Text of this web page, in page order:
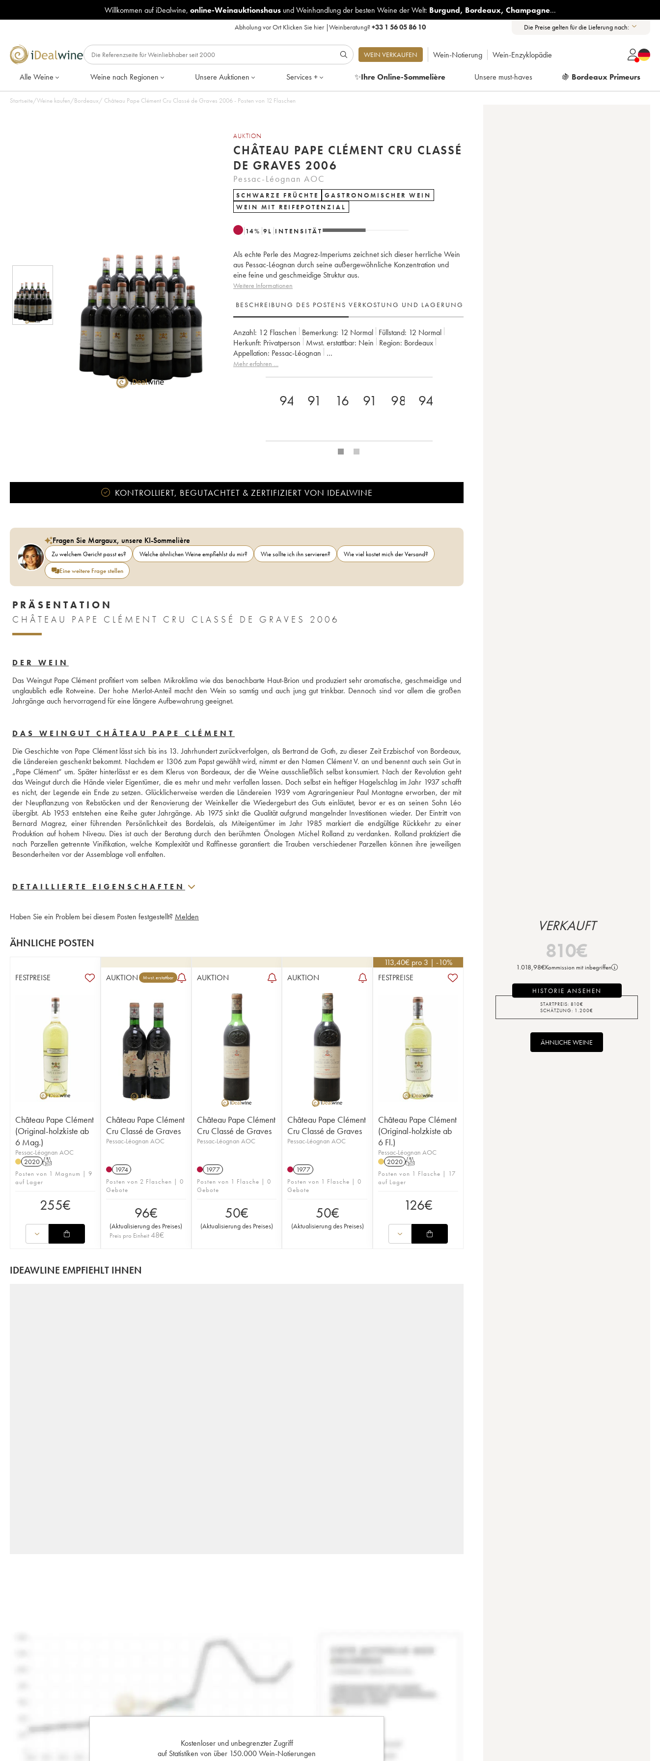
Willkommen auf iDealwine, online-Weinauktionshausund Weinhandlung der besten Weine der Welt: Burgund, Bordeaux, Champagne...
Abholung vor Ort Klicken Sie hier|Weinberatung?+33 1 56 05 86 10 Die Preise gelten für die Lieferung nach:
WEIN VERKAUFEN Wein-Notierung Wein-Enzyklopädie
Alle Weine Weine nach Regionen Unsere Auktionen Services + ✨Ihre Online-Sommelière Unsere must-haves 🍇 Bordeaux Primeurs
Startseite/Weine kaufen/Bordeaux/ Château Pape Clément Cru Classé de Graves 2006 - Posten von 12 Flaschen
AUKTION
CHÂTEAU PAPE CLÉMENT CRU CLASSÉ
DE GRAVES 2006
Pessac-Léognan AOC
SCHWARZE FRÜCHTE
GASTRONOMISCHER WEIN
WEIN MIT REIFEPOTENZIAL
14% 9 L INTENSITÄT
Als echte Perle des Magrez-Imperiums zeichnet sich dieser herrliche Wein
aus Pessac-Léognan durch seine außergewöhnliche Konzentration und
eine feine und geschmeidige Struktur aus.
Weitere Informationen
BESCHREIBUNG DES POSTENS VERKOSTUNG UND LAGERUNG
Anzahl: 12 Flaschen Bemerkung: 12 Normal Füllstand: 12 Normal
Herkunft:
privatperson Mwst. erstattbar: nein Region:
Bordeaux
Appellation: Pessac-Léognan
Klassifizierung:
Mehr erfahren …
94 91 16 91 98 94
KONTROLLIERT, BEGUTACHTET & ZERTIFIZIERT VON IDEALWINE
Fragen Sie Margaux, unsere KI-Sommelière
Zu welchem Gericht passt es? Welche ähnlichen Weine empfiehlst du mir? Wie sollte ich ihn servieren?
Wie viel kostet mich der Versand?
Eine weitere Frage stellen
PRÄSENTATION
CHÂTEAU PAPE CLÉMENT CRU CLASSÉ DE GRAVES 2006
DER WEIN
Das Weingut Pape Clément profitiert vom selben Mikroklima wie das benachbarte Haut-Brion und produziert sehr aromatische, geschmeidige und
unglaublich edle Rotweine. Der hohe Merlot-Anteil macht den Wein so samtig und auch jung gut trinkbar. Dennoch sind vor allem die großen
Jahrgänge auch hervorragend für eine längere Aufbewahrung geeignet.
DAS WEINGUT CHÂTEAU PAPE CLÉMENT
Die Geschichte von Pape Clément lässt sich bis ins 13. Jahrhundert zurückverfolgen, als Bertrand de Goth, zu dieser Zeit Erzbischof von Bordeaux,
die Ländereien geschenkt bekommt. Nachdem er 1306 zum Papst gewählt wird, nimmt er den Namen Clément V. an und benennt auch sein Gut in
„Pape Clément“ um. Später hinterlässt er es dem Klerus von Bordeaux, der die Weine ausschließlich selbst konsumiert. Nach der Revolution geht
das Weingut durch die Hände vieler Eigentümer, die es mehr und mehr verfallen lassen. Doch selbst ein heftiger Hagelschlag im Jahr 1937 schafft
es nicht, der Legende ein Ende zu setzen. Glücklicherweise werden die Ländereien 1939 vom Agraringenieur Paul Montagne erworben, der mit
der Neupflanzung von Rebstöcken und der Renovierung der Weinkeller die Wiedergeburt des Guts einläutet, bevor er es an seinen Sohn Léo
übergibt. Ab 1953 entstehen eine Reihe guter Jahrgänge. Ab 1975 sinkt die Qualität aufgrund mangelnder Investitionen wieder. Der Eintritt von
Bernard Magrez, einer führenden Persönlichkeit des Bordelais, als Miteigentümer im Jahr 1985 markiert die endgültige Rückkehr zu einer
Produktion auf hohem Niveau. Dies ist auch der Beratung durch den berühmten Önologen Michel Rolland zu verdanken. Rolland praktiziert die
nach Parzellen getrennte Vinifikation, welche Komplexität und Raffinesse garantiert: die Trauben verschiedener Parzellen können ihre jeweiligen
Besonderheiten vor der Assemblage voll entfalten.
DETAILLIERTE EIGENSCHAFTEN
Haben Sie ein Problem bei diesem Posten festgestellt? Melden
ÄHNLICHE POSTEN
FESTPREISE
Château Pape Clément
(Original-holzkiste ab
6 Mag.)
Pessac-Léognan AOC
2020 T
Posten von 1 Magnum | 9
auf Lager
255€
AUKTION Mwst. erstattbar
Château Pape Clément
Cru Classé de Graves
Pessac-Léognan AOC
1974
Posten von 2 Flaschen | 0
Gebote
96€
(Aktualisierung des Preises)
Preis pro Einheit48€
AUKTION
Château Pape Clément
Cru Classé de Graves
Pessac-Léognan AOC
1977
Posten von 1 Flasche | 0
Gebote
50€
(Aktualisierung des Preises)
AUKTION
Château Pape Clément
Cru Classé de Graves
Pessac-Léognan AOC
1977
Posten von 1 Flasche | 0
Gebote
50€
(Aktualisierung des Preises)
113,40€ pro 3 | -10%
FESTPREISE
Château Pape Clément
(Original-holzkiste ab
6 Fl.)
Pessac-Léognan AOC
2020 T
Posten von 1 Flasche | 17
auf Lager
126€
IDEAWLINE EMPFIEHLT IHNEN
Kostenloser und unbegrenzter Zugriff
auf Statistiken von über 150.000 Wein-Notierungen
VERKAUFT
810€
1.018,98€Kommission mit inbegriffen
HISTORIE ANSEHEN
STARTPREIS: 810€
SCHÄTZUNG: 1.200€
ÄHNLICHE WEINE